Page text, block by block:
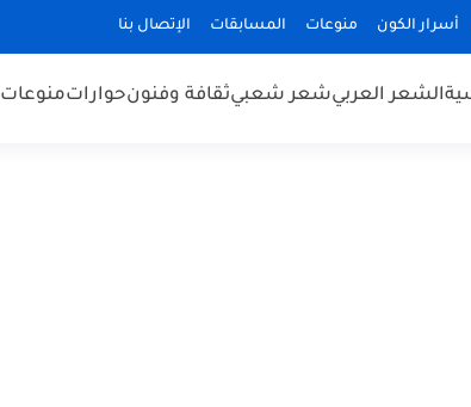
أسرار الكون منوعات المسابقات الإتصال بنا
الشعر العربيشعر شعبيثقافة وفنونحواراتمنوعات